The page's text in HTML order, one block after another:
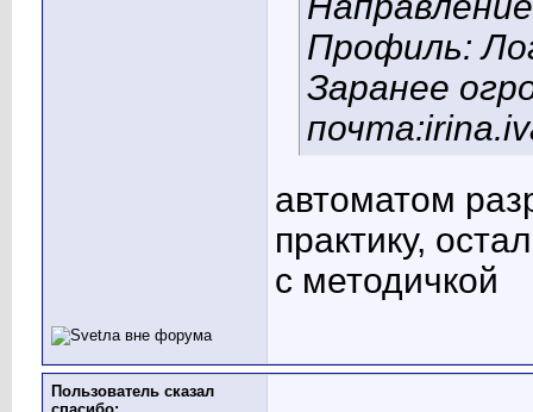
Профиль:
Заранее
почта:
автоматом
практику,
с методичкой
Пользователь сказал